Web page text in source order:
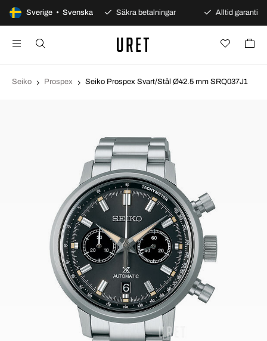
Sverige • Svenska
dagars öppet köp Säkra betalningar Alltid garanti
Seiko Prospex Seiko Prospex Svart/Stål Ø42.5 mm SRQ037J1